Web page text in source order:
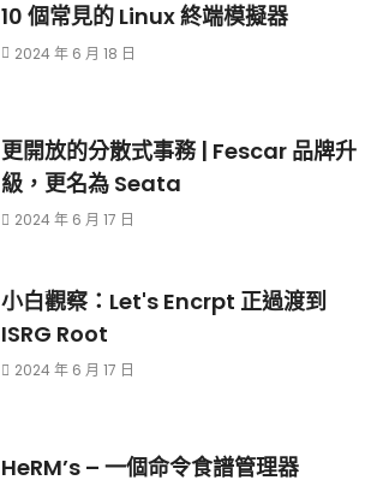
10 個常見的 Linux 終端模擬器
2024 年 6 月 18 日
更開放的分散式事務 | Fescar 品牌升
級，更名為 Seata
2024 年 6 月 17 日
小白觀察：Let's Encrpt 正過渡到
ISRG Root
2024 年 6 月 17 日
HeRM’s – 一個命令食譜管理器